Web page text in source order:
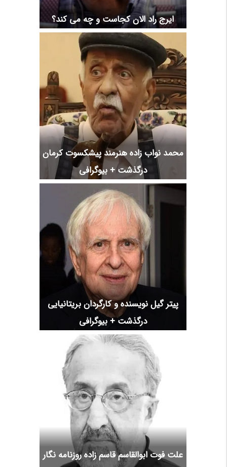
ایرج راد الان کجاست و چه می کند؟
محمد نواب زاده هنرمند پیشکسوت کرمان
درگذشت + بیوگرافی
پیتر گیل نویسنده و کارگردان بریتانیایی
درگذشت + بیوگرافی
علت فوت ابوالقاسم قاسم زاده روزنامه نگار